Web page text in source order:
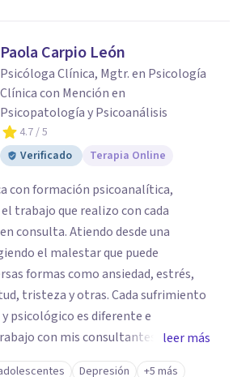
Paola Carpio León
Psicóloga Clínica, Mgtr. en Psicología
Clínica con Mención en
Psicopatología y Psicoanálisis
4.7/ 5
Verificado
Terapia Online
con formación psicoanalítica,
trabajo que realizo con cada
consulta. Atiendo desde una
el malestar que puede
formas como ansiedad, estrés,
y otras. Cada sufrimiento
psicológico es diferente e
palabra para dar paso a lo nuevo.
leer más
Depresión +5 más